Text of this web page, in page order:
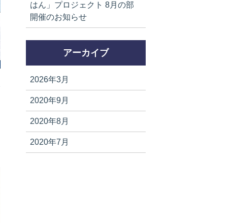
はん」プロジェクト 8月の部
開催のお知らせ
アーカイブ
2026年3月
2020年9月
2020年8月
2020年7月